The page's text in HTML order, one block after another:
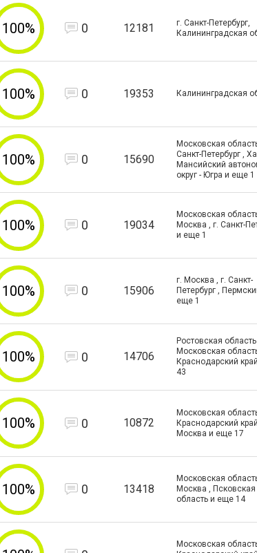
100% 0 12181
г. Санкт-Петербург,
Калининградская
100% 0 19353 Калининградская
100% 0 15690
Московская
Санкт-Петербург ,
Мансийский
округ - Югра и еще 1
100% 0 19034
Московская
Москва , г. Санкт-
и еще 1
100% 0 15906
г. Москва , г. Санкт-
Петербург ,
еще 1
100% 0 14706
Ростовская область
Московская
Краснодарский
43
100% 0 10872
Московская
Краснодарский
Москва и еще 17
100% 0 13418
Московская
Москва , Псковская
область и еще 14
Московская